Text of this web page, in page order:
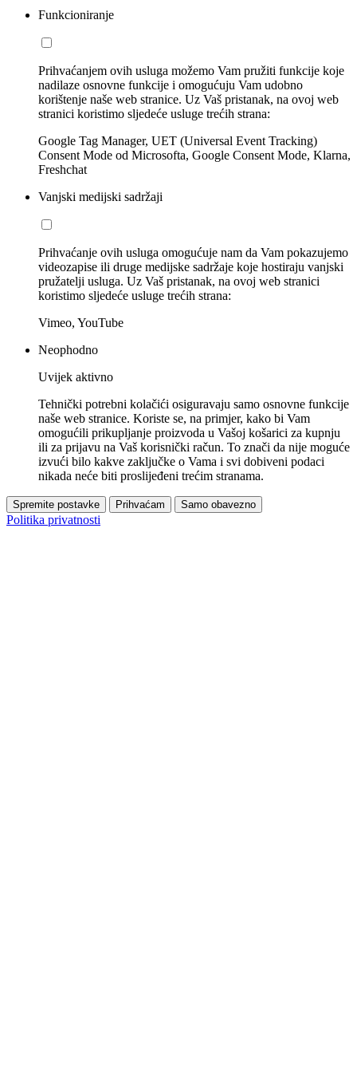
Funkcioniranje
Prihvaćanjem ovih usluga možemo Vam pružiti funkcije koje
nadilaze osnovne funkcije i omogućuju Vam udobno
korištenje naše web stranice. Uz Vaš pristanak, na ovoj web
stranici koristimo sljedeće usluge trećih strana:
Google Tag Manager, UET (Universal Event Tracking)
Consent Mode od Microsofta, Google Consent Mode, Klarna,
Freshchat
Vanjski medijski sadržaji
Prihvaćanje ovih usluga omogućuje nam da Vam pokazujemo
videozapise ili druge medijske sadržaje koje hostiraju vanjski
pružatelji usluga. Uz Vaš pristanak, na ovoj web stranici
koristimo sljedeće usluge trećih strana:
Vimeo, YouTube
Neophodno
Uvijek aktivno
Tehnički potrebni kolačići osiguravaju samo osnovne funkcije
naše web stranice. Koriste se, na primjer, kako bi Vam
omogućili prikupljanje proizvoda u Vašoj košarici za kupnju
ili za prijavu na Vaš korisnički račun. To znači da nije moguće
izvući bilo kakve zaključke o Vama i svi dobiveni podaci
nikada neće biti proslijeđeni trećim stranama.
Spremite postavke Prihvaćam Samo obavezno
Politika privatnosti